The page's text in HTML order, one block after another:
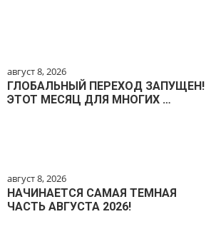
август 8, 2026
ГЛОБАЛЬНЫЙ ПЕРЕХОД ЗАПУЩЕН!
ЭТОТ МЕСЯЦ ДЛЯ МНОГИХ …
август 8, 2026
НАЧИНАЕТСЯ САМАЯ ТЕМНАЯ
ЧАСТЬ АВГУСТА 2026!